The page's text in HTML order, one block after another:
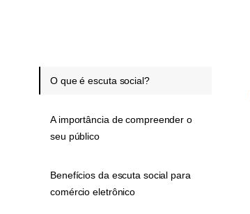
O que é escuta social?
A importância de compreender o
seu público
Benefícios da escuta social para
comércio eletrônico